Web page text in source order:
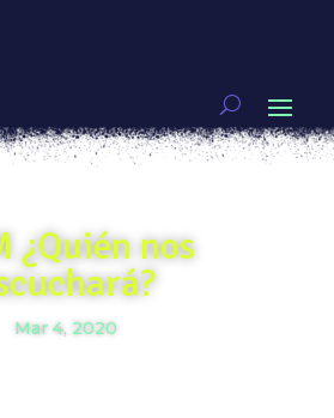
¿Quién nos
Mar 4, 2020